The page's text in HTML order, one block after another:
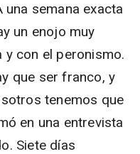
semana exacta
un enojo muy
y con el peronismo.
que ser franco, y
tenemos que
en una entrevista
Siete días